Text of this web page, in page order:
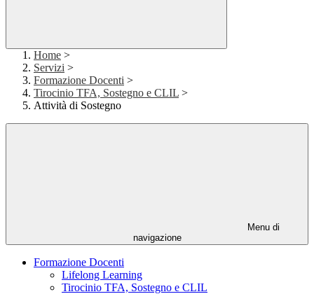
Home >
Servizi >
Formazione Docenti >
Tirocinio TFA, Sostegno e CLIL >
Attività di Sostegno
Menu di
navigazione
Formazione Docenti
Lifelong Learning
Tirocinio TFA, Sostegno e CLIL